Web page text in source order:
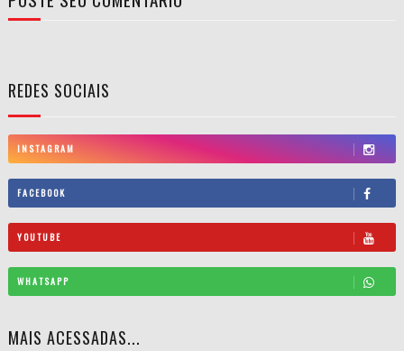
REDES SOCIAIS
INSTAGRAM
FACEBOOK
YOUTUBE
WHATSAPP
MAIS ACESSADAS...